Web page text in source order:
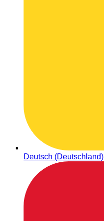
Deutsch (Deutschland)